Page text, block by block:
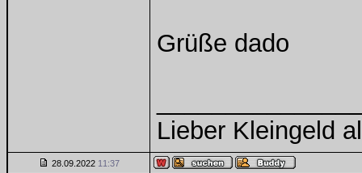
Grüße dado
Lieber Kleingeld
28.09.2022 11:37